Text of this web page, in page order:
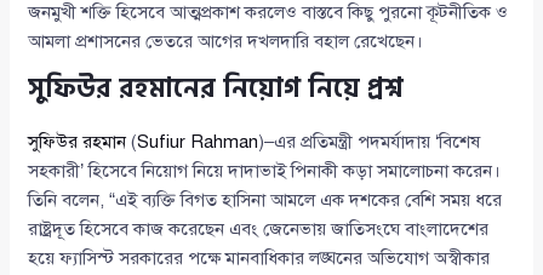
জনমুখী শক্তি হিসেবে আত্মপ্রকাশ করলেও বাস্তবে কিছু পুরনো কূটনীতিক ও
আমলা প্রশাসনের ভেতরে আগের দখলদারি বহাল রেখেছেন।
সুফিউর রহমানের নিয়োগ নিয়ে প্রশ্ন
সুফিউর রহমান(Sufiur Rahman)–এর প্রতিমন্ত্রী পদমর্যাদায় ‘বিশেষ
সহকারী’ হিসেবে নিয়োগ নিয়ে দাদাভাই পিনাকী কড়া সমালোচনা করেন।
তিনি বলেন, “এই ব্যক্তি বিগত হাসিনা আমলে এক দশকের বেশি সময় ধরে
রাষ্ট্রদূত হিসেবে কাজ করেছেন এবং জেনেভায় জাতিসংঘে বাংলাদেশের
হয়ে ফ্যাসিস্ট সরকারের পক্ষে মানবাধিকার লঙ্ঘনের অভিযোগ অস্বীকার